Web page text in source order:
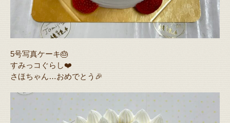
5号写真ケーキ🎂
すみっコぐらし❤️
さほちゃん…おめでとう🎉